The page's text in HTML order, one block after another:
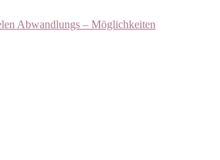
Abwandlungs – Möglichkeiten